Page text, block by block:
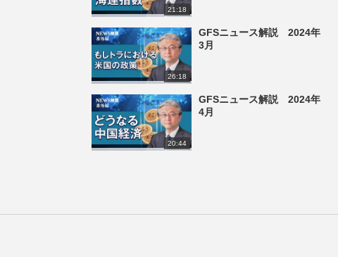
21:18
26:18
GFSニュース解説 2024年
3月
20:44
GFSニュース解説 2024年
4月